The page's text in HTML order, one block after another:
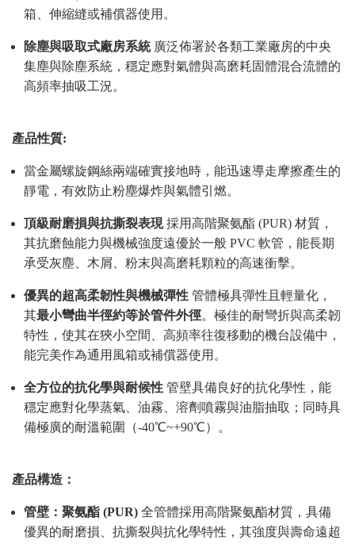
箱、伸縮縫或補償器使用。
除塵與吸取式廠房系統廣泛佈署於各類工業廠房的中央
集塵與除塵系統，穩定應對氣體與高磨耗固體混合流體的
高頻率抽吸工況。
產品性質:
當金屬螺旋鋼絲兩端確實接地時，能迅速導走摩擦產生的
靜電，有效防止粉塵爆炸與氣體引燃。
頂級耐磨損與抗撕裂表現採用高階聚氨酯 (PUR) 材質，
其抗磨蝕能力與機械強度遠優於一般 PVC 軟管，能長期
承受灰塵、木屑、粉末與高磨耗顆粒的高速衝擊。
優異的超高柔韌性與機械彈性 管體極具彈性且輕量化，
其最小彎曲半徑約等於管件外徑。極佳的耐彎折與高柔韌
特性，使其在狹小空間、高頻率往復移動的機台設備中，
能完美作為通用風箱或補償器使用。
全方位的抗化學與耐候性 管壁具備良好的抗化學性，能
穩定應對化學蒸氣、油霧、溶劑噴霧與油脂抽取；同時具
備極廣的耐溫範圍（-40℃~+90℃）。
產品構造：
管壁：聚氨酯 (PUR) 全管體採用高階聚氨酯材質，具備
優異的耐磨損、抗撕裂與抗化學特性，其強度與壽命遠超